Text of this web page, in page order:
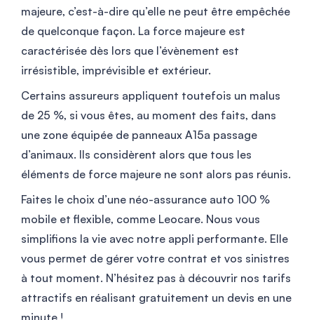
majeure, c’est-à-dire qu’elle ne peut être empêchée
de quelconque façon. La force majeure est
caractérisée dès lors que l’évènement est
irrésistible, imprévisible et extérieur.
Certains assureurs appliquent toutefois un malus
de 25 %, si vous êtes, au moment des faits, dans
une zone équipée de panneaux A15a passage
d’animaux. Ils considèrent alors que tous les
éléments de force majeure ne sont alors pas réunis.
Faites le choix d’une néo-assurance auto 100 %
mobile et flexible, comme Leocare. Nous vous
simplifions la vie avec notre appli performante. Elle
vous permet de gérer votre contrat et vos sinistres
à tout moment. N’hésitez pas à découvrir nos tarifs
attractifs en réalisant gratuitement un devis en une